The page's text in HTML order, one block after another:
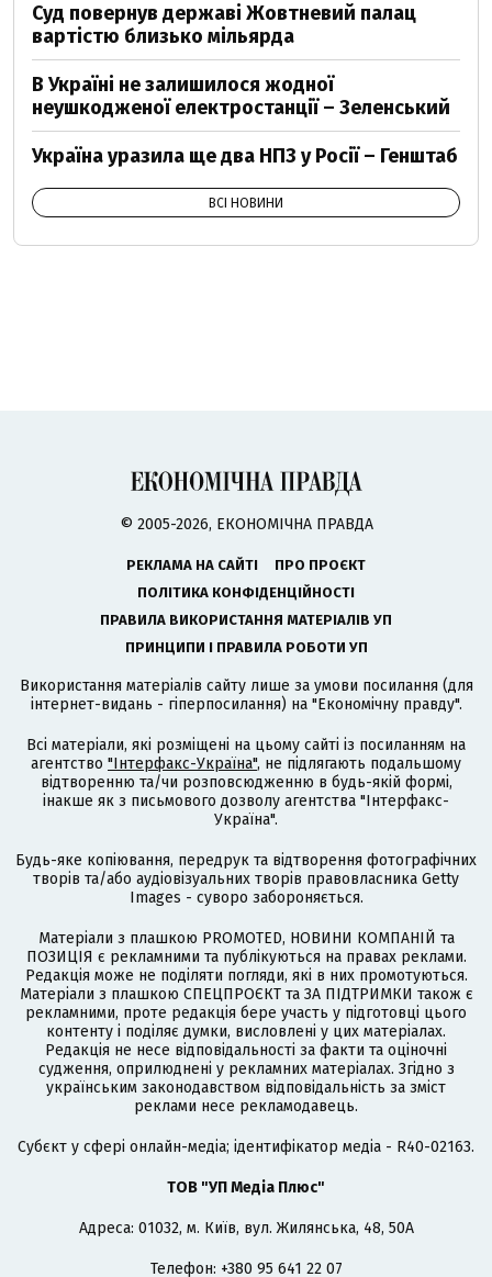
Суд повернув державі Жовтневий палац
вартістю близько мільярда
В Україні не залишилося жодної
неушкодженої електростанції – Зеленський
Україна уразила ще два НПЗ у Росії – Генштаб
ВСІ НОВИНИ
© 2005-2026, ЕКОНОМІЧНА ПРАВДА
РЕКЛАМА НА САЙТІ
ПРО ПРОЄКТ
ПОЛІТИКА КОНФІДЕНЦІЙНОСТІ
ПРАВИЛА ВИКОРИСТАННЯ МАТЕРІАЛІВ УП
ПРИНЦИПИ І ПРАВИЛА РОБОТИ УП
Використання матеріалів сайту лише за умови посилання (для
інтернет-видань - гіперпосилання) на "Економічну правду".
Всі матеріали, які розміщені на цьому сайті із посиланням на
агентство "Інтерфакс-Україна", не підлягають подальшому
відтворенню та/чи розповсюдженню в будь-якій формі,
інакше як з письмового дозволу агентства "Інтерфакс-
Україна".
Будь-яке копіювання, передрук та відтворення фотографічних
творів та/або аудіовізуальних творів правовласника Getty
Images - суворо забороняється.
Матеріали з плашкою PROMOTED, НОВИНИ КОМПАНІЙ та
ПОЗИЦІЯ є рекламними та публікуються на правах реклами.
Редакція може не поділяти погляди, які в них промотуються.
Матеріали з плашкою СПЕЦПРОЄКТ та ЗА ПІДТРИМКИ також є
рекламними, проте редакція бере участь у підготовці цього
контенту і поділяє думки, висловлені у цих матеріалах.
Редакція не несе відповідальності за факти та оціночні
судження, оприлюднені у рекламних матеріалах. Згідно з
українським законодавством відповідальність за зміст
реклами несе рекламодавець.
Cубєкт у сфері онлайн-медіа; ідентифікатор медіа - R40-02163.
ТОВ "УП Медіа Плюс"
Адреса: 01032, м. Київ, вул. Жилянська, 48, 50А
Телефон: +380 95 641 22 07